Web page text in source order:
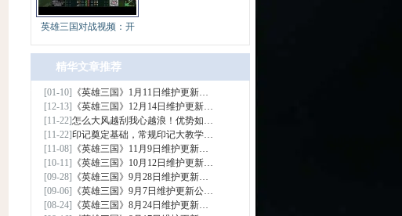
英雄三国对战视频：开
精华文章推荐
更多>[01-10]
《英雄三国》1月11日维护更新…
[12-13]
《英雄三国》12月14日维护更新…
[11-22]怎么大风越刮我心越浪！优势如…
[11-22]印记奠定基础，常规印记大教学…
[11-08]
《英雄三国》11月9日维护更新…
[10-11]
《英雄三国》10月12日维护更新…
[09-28]
《英雄三国》9月28日维护更新…
[09-06]
《英雄三国》9月7日维护更新公…
[08-24]
《英雄三国》8月24日维护更新…